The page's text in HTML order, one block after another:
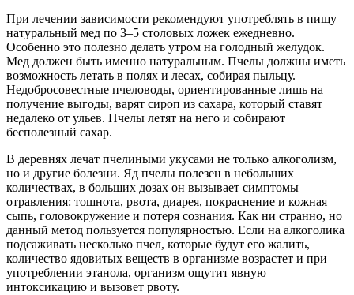
При лечении зависимости рекомендуют употреблять в пищу
натуральный мед по 3–5 столовых ложек ежедневно.
Особенно это полезно делать утром на голодный желудок.
Мед должен быть именно натуральным. Пчелы должны иметь
возможность летать в полях и лесах, собирая пыльцу.
Недобросовестные пчеловоды, ориентированные лишь на
получение выгоды, варят сироп из сахара, который ставят
недалеко от ульев. Пчелы летят на него и собирают
бесполезный сахар.
В деревнях лечат пчелиными укусами не только алкоголизм,
но и другие болезни. Яд пчелы полезен в небольших
количествах, в больших дозах он вызывает симптомы
отравления: тошнота, рвота, диарея, покраснение и кожная
сыпь, головокружение и потеря сознания. Как ни странно, но
данный метод пользуется популярностью. Если на алкоголика
подсаживать несколько пчел, которые будут его жалить,
количество ядовитых веществ в организме возрастет и при
употреблении этанола, организм ощутит явную
интоксикацию и вызовет рвоту.